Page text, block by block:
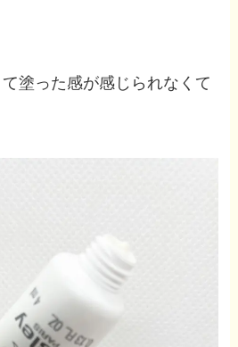
塗った感が感じられなくて